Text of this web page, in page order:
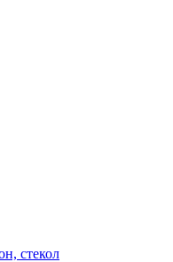
стекол